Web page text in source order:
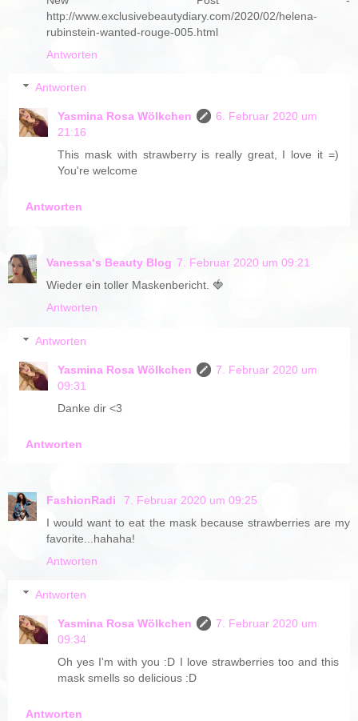
http://www.exclusivebeautydiary.com/2020/02/helena-
rubinstein-wanted-rouge-005.html
Antworten
Antworten
Yasmina Rosa Wölkchen
6. Februar 2020 um
21:16
This mask with strawberry is really great, I love it =)
You're welcome
Antworten
Vanessa‘s Beauty Blog 7. Februar 2020 um 09:21
Wieder ein toller Maskenbericht. 🍓
Antworten
Antworten
Yasmina Rosa Wölkchen
7. Februar 2020 um
09:31
Danke dir <3
Antworten
FashionRadi
7. Februar 2020 um 09:25
I would want to eat the mask because strawberries are my
favorite...hahaha!
Antworten
Antworten
Yasmina Rosa Wölkchen
7. Februar 2020 um
09:34
Oh yes I'm with you :D I love strawberries too and this
mask smells so delicious :D
Antworten